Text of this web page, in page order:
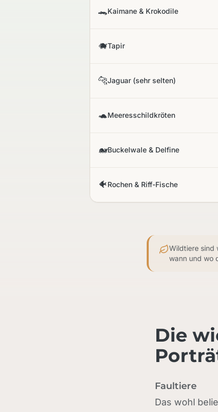
🐊Kaimane & Krokodile
🐗Tapir
🐆Jaguar (sehr selten)
🐢Meeresschildkröten
🐋Buckelwale & Delfine
🐠Rochen & Riff-Fische
Wildtiere sind
wann und wo
Die
Faultiere
Das wohl